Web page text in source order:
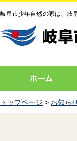
岐阜市少年自然の家は、岐
トップページ > お知ら